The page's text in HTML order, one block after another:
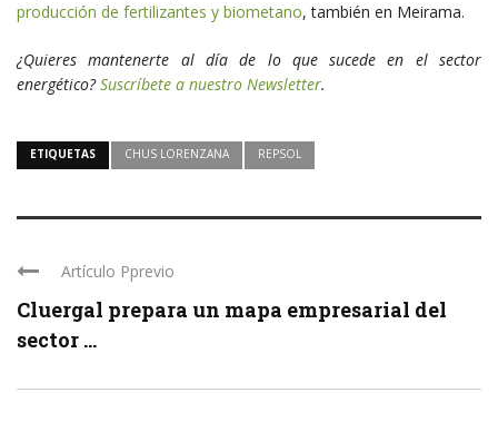
producción de fertilizantes y biometano, también en Meirama.
¿Quieres mantenerte al día de lo que sucede en el sector
energético?Suscríbete a nuestro Newsletter.
ETIQUETAS CHUS LORENZANA REPSOL
Artículo Pprevio
Cluergal prepara un mapa empresarial del
sector ...